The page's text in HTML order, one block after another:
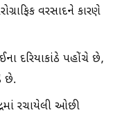
વરસાદને કારણે
દરિયાકાંઠે પહોંચે છે,
છે.
રચાયેલી ઓછી